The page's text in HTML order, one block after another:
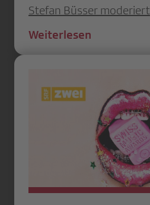
Stefan Büsser moderiert
Weiterlesen